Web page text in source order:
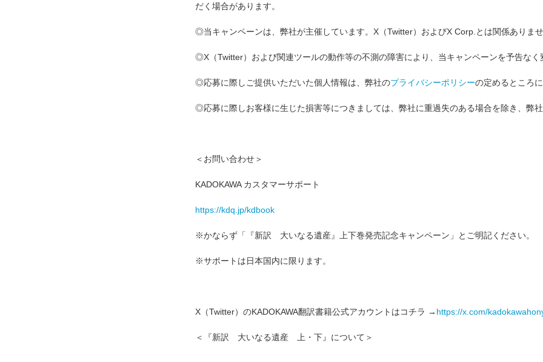
だく場合があります。
◎当キャンペーンは、弊社が主催しています。X（Twitter）およびX Corp.とは関係ありませ
◎X（Twitter）および関連ツールの動作等の不測の障害により、当キャンペーンを予告なく
◎応募に際しご提供いただいた個人情報は、弊社のプライバシーポリシーの定めるところ
◎応募に際しお客様に生じた損害等につきましては、弊社に重過失のある場合を除き、弊
＜お問い合わせ＞
KADOKAWA カスタマーサポート
https://kdq.jp/kdbook
※かならず「『新訳 大いなる遺産』上下巻発売記念キャンペーン」とご明記ください。
※サポートは日本国内に限ります。
X（Twitter）のKADOKAWA翻訳書籍公式アカウントはコチラ → https://x.com/
＜『新訳 大いなる遺産 上・下』について＞